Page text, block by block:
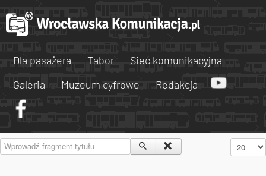
Dla pasażera Tabor
Sieć komunikacyjna
Galeria
Muzeum cyfrowe Redakcja
Wprowadź fragment tytułu Pokaż #